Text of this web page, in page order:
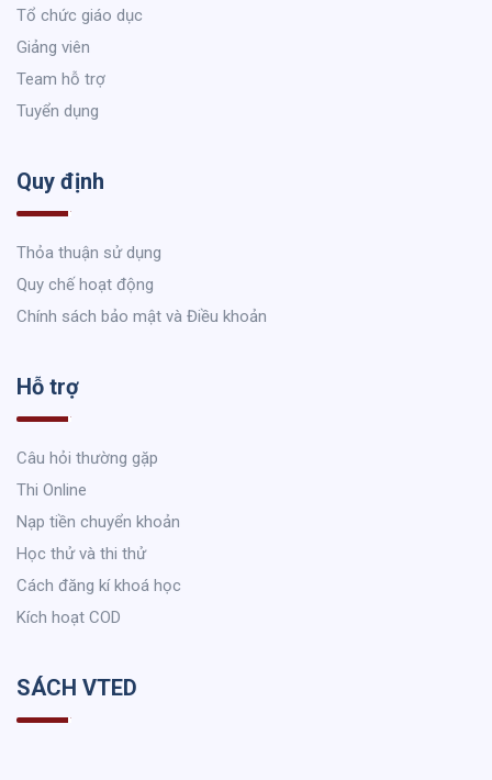
Tổ chức giáo dục
Giảng viên
Team hỗ trợ
Tuyển dụng
Quy định
Thỏa thuận sử dụng
Quy chế hoạt động
Chính sách bảo mật và Điều khoản
Hỗ trợ
Câu hỏi thường gặp
Thi Online
Nạp tiền chuyển khoản
Học thử và thi thử
Cách đăng kí khoá học
Kích hoạt COD
SÁCH VTED